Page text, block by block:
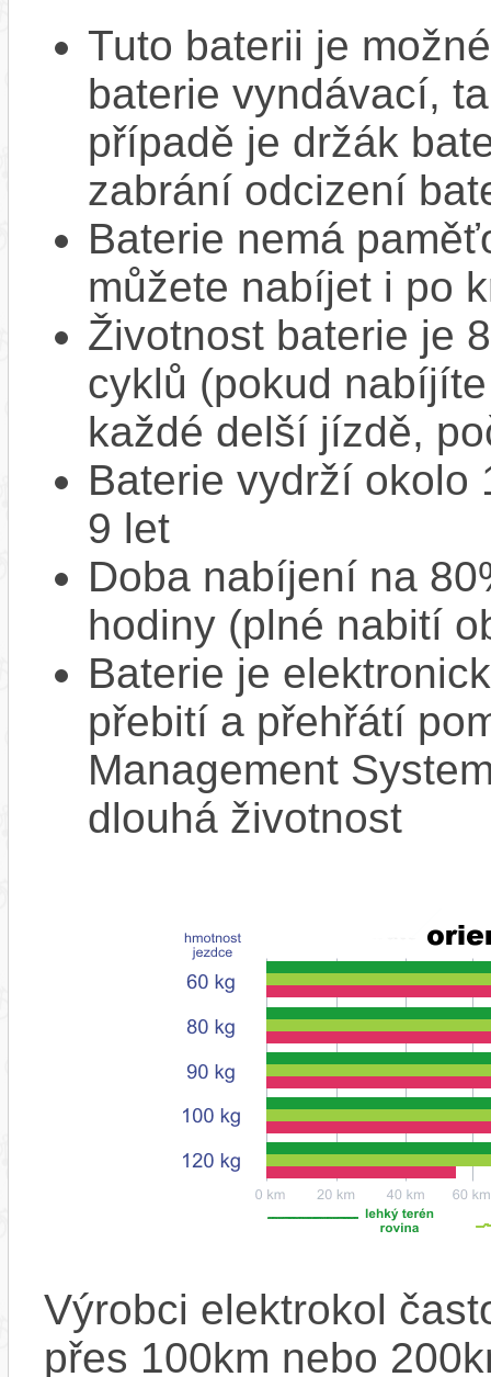
Tuto baterii je
baterie vyndávací,
případě je držák
zabrání odcizení
Baterie nemá
můžete nabíjet i po
Životnost baterie je
cyklů (pokud
každé delší jízdě,
Baterie vydrží okolo
9 let
Doba nabíjení na
hodiny (plné nabití
Baterie je
přebití a přehřátí
Management
dlouhá životnost
Výrobci elektrokol
přes 100km nebo